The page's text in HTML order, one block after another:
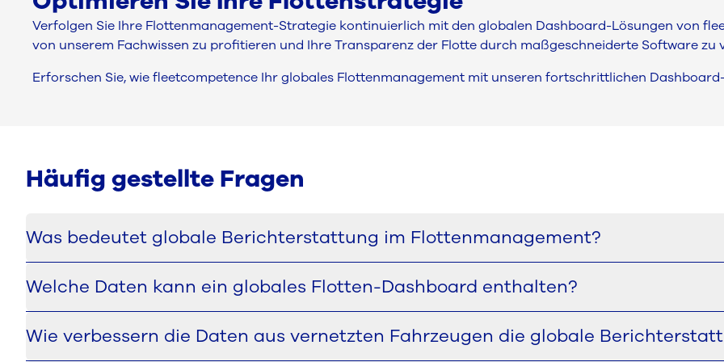
Verfolgen Sie Ihre Flottenmanagement-Strategie kontinuierlich mit den globalen Dashboard-Lösungen von
von unserem Fachwissen zu profitieren und Ihre Transparenz der Flotte durch maßgeschneiderte Software zu
Erforschen Sie, wie fleetcompetence Ihr globales Flottenmanagement mit unseren fortschrittlichen
Häufig gestellte Fragen
Was bedeutet globale Berichterstattung im Flottenmanagement?
internationale Organisationen Leistung, Kosten, Emissionen und lieferantenbezogene Informationen auf
Welche Daten kann ein globales Flotten-Dashboard enthalten?
Betriebskosten und Informationen zu den Lieferanten. Das Ziel ist es, wichtige Datenpunkte in einer
Wie verbessern die Daten aus vernetzten Fahrzeugen die globale